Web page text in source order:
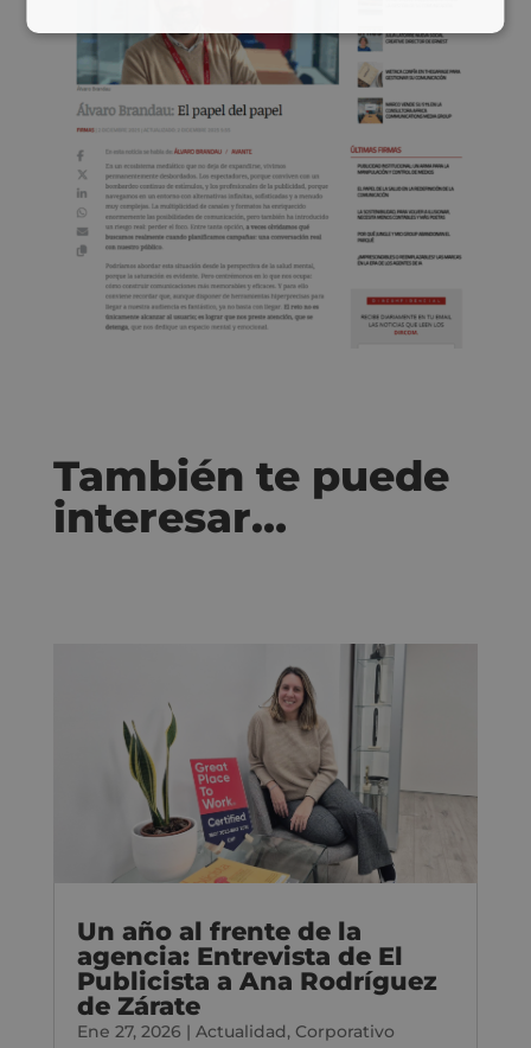
También te puede
interesar…
Un año al frente de la
agencia: Entrevista de El
Publicista a Ana Rodríguez
de Zárate
Ene 27, 2026 | Actualidad, Corporativo